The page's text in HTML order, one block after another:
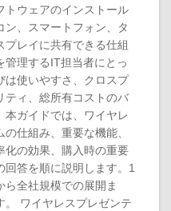
トウェアのインストール
ン、スマートフォン、タ
プレイに共有できる仕組
管理するIT担当者にとっ
は使いやすさ、クロスプ
ティ、総所有コストのバ
本ガイドでは、ワイヤレ
仕組み、重要な機能、
化の効果、購入時の重要
回答を順に説明します。1
全社規模での展開ま
。 ワイヤレスプレゼンテ